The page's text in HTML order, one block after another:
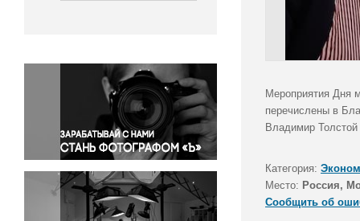
Окружающая среда
Политика
Правосудие
Происшествия и конфликты
Религия
Светская жизнь
Спорт
Экология
Мероприятия Дня
перечислены в
Владимир
Категория:
Место: Россия,
Сообщить об